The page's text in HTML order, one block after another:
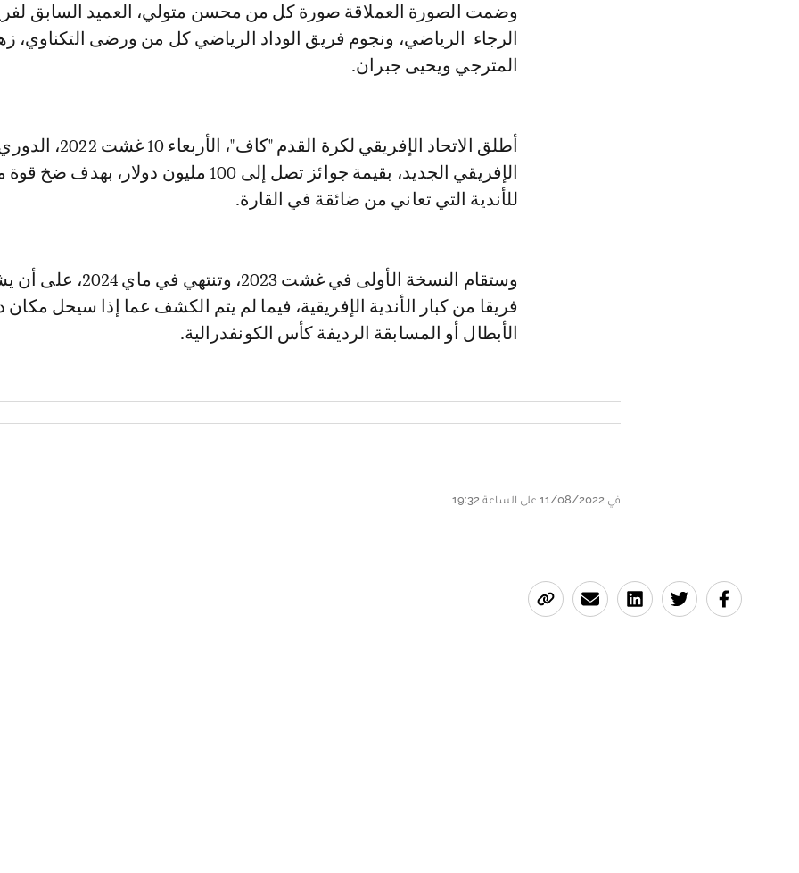
وضمت الصورة العملاقة صورة كل من محسن متولي، العميد السابق
الرجاء الرياضي، ونجوم فريق الوداد الرياضي كل من ورضى التكناوي،
المترجي ويحيى جبران.
أطلق الاتحاد الإفريقي لكرة القدم
الإفريقي الجديد، بقيمة جوائز تصل إلى 100 مليون دولار، بهدف
للأندية التي تعاني من ضائقة في القارة.
فريقا من كبار الأندية الإفريقية، فيما لم يتم الكشف عما إذا سيحل
الأبطال أو المسابقة الرديفة كأس الكونفدرالية.
في 11/08/2022 على الساعة 19:32